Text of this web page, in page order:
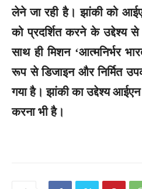
लेने जा रही है। झांकी को
को प्रदर्शित करने के उद्देश्य
साथ ही मिशन ‘आत्मनिर्भर
रूप से डिजाइन और निर्मित
गया है। झांकी का उद्देश्य आईएन
करना भी है।